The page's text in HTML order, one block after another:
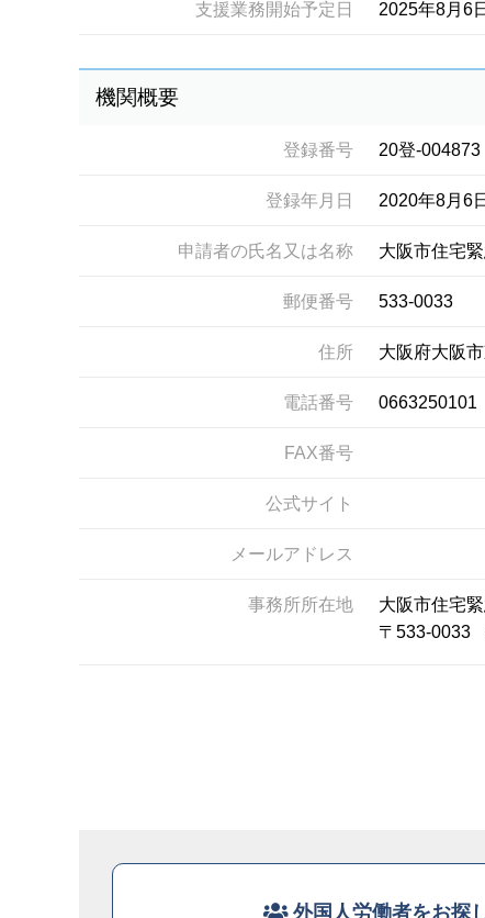
支援業務開始予定日 2025年8月6日
機関概要
登録番号 20登-004873
登録年月日 2020年8月6日
申請者の氏名又は名称 大阪市住宅
郵便番号 533-0033
住所 大阪府大阪
電話番号 0663250101
FAX番号
公式サイト
メールアドレス
事務所所在地
大阪市住宅
〒533-0033
外国人労働者をお探